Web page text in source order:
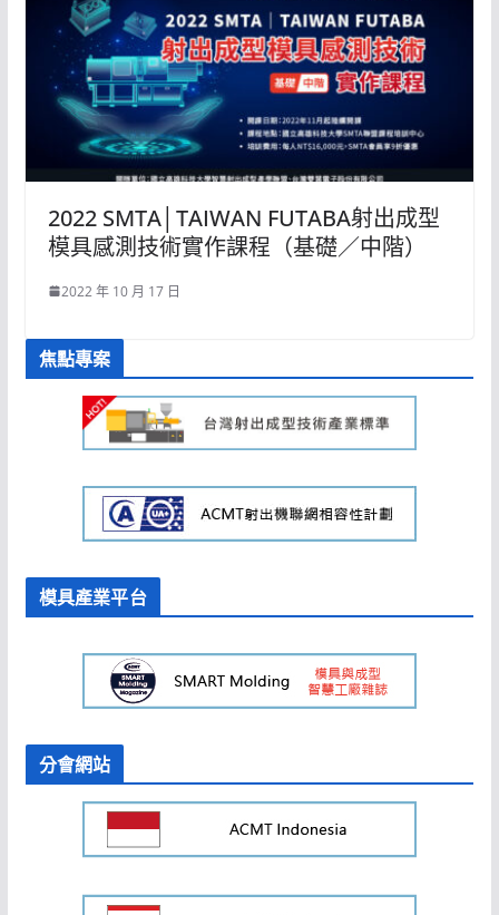
2022 SMTA│TAIWAN FUTABA射出成型
模具感測技術實作課程（基礎／中階）
2022 年 10 月 17 日
焦點專案
模具產業平台
分會網站